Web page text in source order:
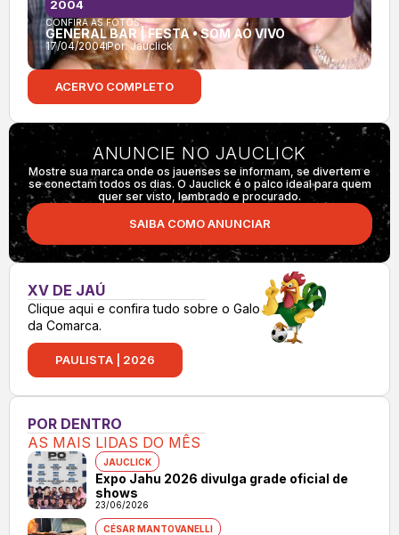
CONFIRA AS FOTOS:
GENERAL BAR | FESTA • SOM AO VIVO
17/04/2004Por: Jauclick
2004
ACERVO COMPLETO
ANUNCIE NO JAUCLICK
Mostre sua marca onde os jauenses se informam, se divertem e
se conectam todos os dias. O Jauclick é o palco ideal para quem
quer ser visto, lembrado e procurado.
SAIBA COMO ANUNCIAR
XV DE JAÚ
Clique aqui e confira tudo sobre o Galo
da Comarca.
PAULISTA | 2026
POR DENTRO
AS MAIS LIDAS DO MÊS
JAUCLICK
Expo Jahu 2026 divulga grade oficial de
shows
23/06/2026
CÉSAR MANTOVANELLI